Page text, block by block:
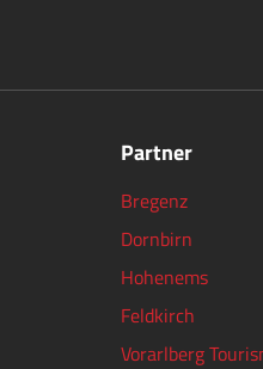
Partner
Bregenz
Dornbirn
Hohenems
Feldkirch
Vorarlberg